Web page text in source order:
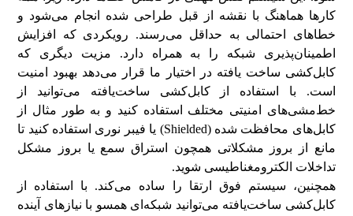
کارها هماهنگ با نقشه از قبل طراحی شده انجام می‌شود و
خطاهای احتمالی به حداقل می‌رسند. رویکردی که افزایش
اطمینان‌پذیری شبکه را به همراه دارد. مزیت دیگری که
کابل‌کشی ساخت یافته در اختیار ما قرار می‌دهد بهبود امنیت
است. با استفاده از کابل‌کشی ساخت‌یافته می‌توانید از
خط‌مشی‌های امنیتی مختلف استفاده کنید و به طور مثال از
کابل‌های محافظت شده (Shielded) یا فیبر نوری استفاده کنید تا
مانع از بروز مشکلاتی همچون استراق سمع یا بروز مشکل
تداخلات الکترومغناطیسی شوید.
همچنین، سیستم فوق ارتقا را ساده می‌کند. با استفاده از
کابل‌کشی ساخت‌یافته می‌توانید شبکه‌ای همسو با نیازهای آینده